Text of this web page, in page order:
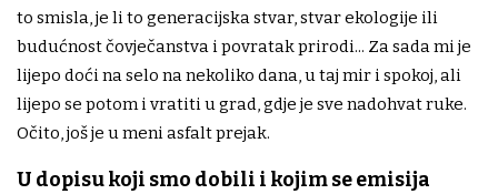
to smisla, je li to generacijska stvar, stvar ekologije ili
budućnost čovječanstva i povratak prirodi... Za sada mi je
lijepo doći na selo na nekoliko dana, u taj mir i spokoj, ali
lijepo se potom i vratiti u grad, gdje je sve nadohvat ruke.
Očito, još je u meni asfalt prejak.
U dopisu koji smo dobili i kojim se emisija